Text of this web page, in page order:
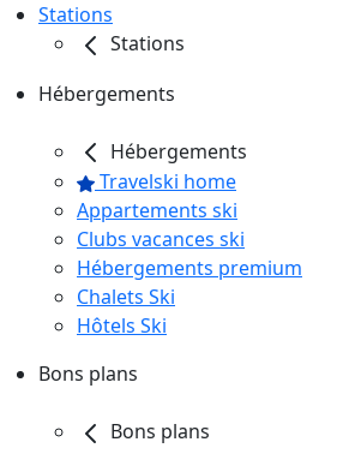
Stations
Stations
Hébergements
Hébergements
Travelski home
Appartements ski
Clubs vacances ski
Hébergements premium
Chalets Ski
Hôtels Ski
Bons plans
Bons plans